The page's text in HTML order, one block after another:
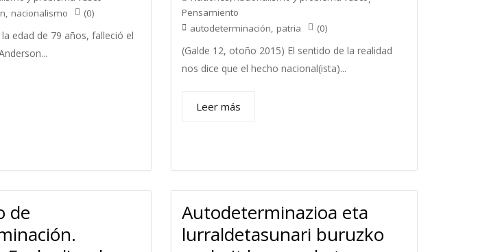
, nacionalismo (0)
edad de 79 años, falleció el
Pensamiento
autodeterminación, patria (0)
(Galde 12, otoño 2015) El sentido de la realidad
nos dice que el hecho nacional(ista)...
Leer más
de
Autodeterminazioa eta
lurraldetasunari buruzko